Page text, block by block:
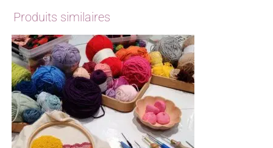
Produits similaires